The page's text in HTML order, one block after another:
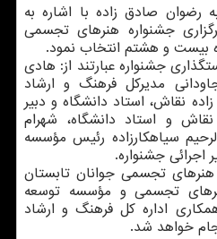
صادق زاده با اشاره به
جشنواره هنرهای تجسمی
بیست و هشتم انتخاب نمود.
جشنواره عبارتند از: هادی
مدیرکل فرهنگ و ارشاد
نقاش، استاد دانشگاه و دبیر
و استاد دانشگاه، شهرام
سیاهکارزاده رئیس مؤسسه
جشنواره.
تجسمی جوانان تابستان
هنرهای تجسمی و مؤسسه توسعه
اداره کل فرهنگ و ارشاد
خواهد شد.